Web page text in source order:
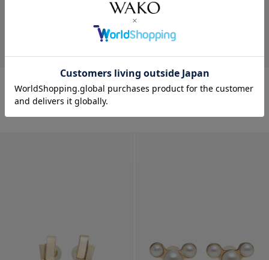
リロ ネックレス〈フラックス／
10Kダブ...
114,400
リロ ピアス〈ウェーブパール／
10K〉 ...